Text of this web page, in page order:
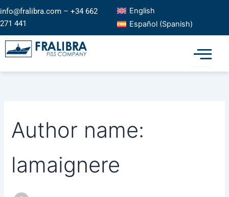
Skip
info@fralibra.com – +34 662
271 441
English
Español(Spanish)
Author name:
lamaignere
for: